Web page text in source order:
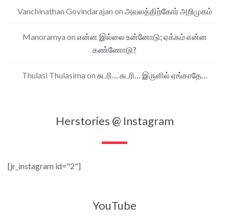
Vanchinathan Govindarajan on அவலத்திற்கோர் அறிமுகம்
Manoramya on என்ன இல்லை உன்னோடு; ஏக்கம் என்ன
கண்ணோடு?
Thulasi Thulasima on சுடரி… சுடரி… இருளில் ஏங்காதே…
Herstories @ Instagram
[jr_instagram id="2"]
YouTube